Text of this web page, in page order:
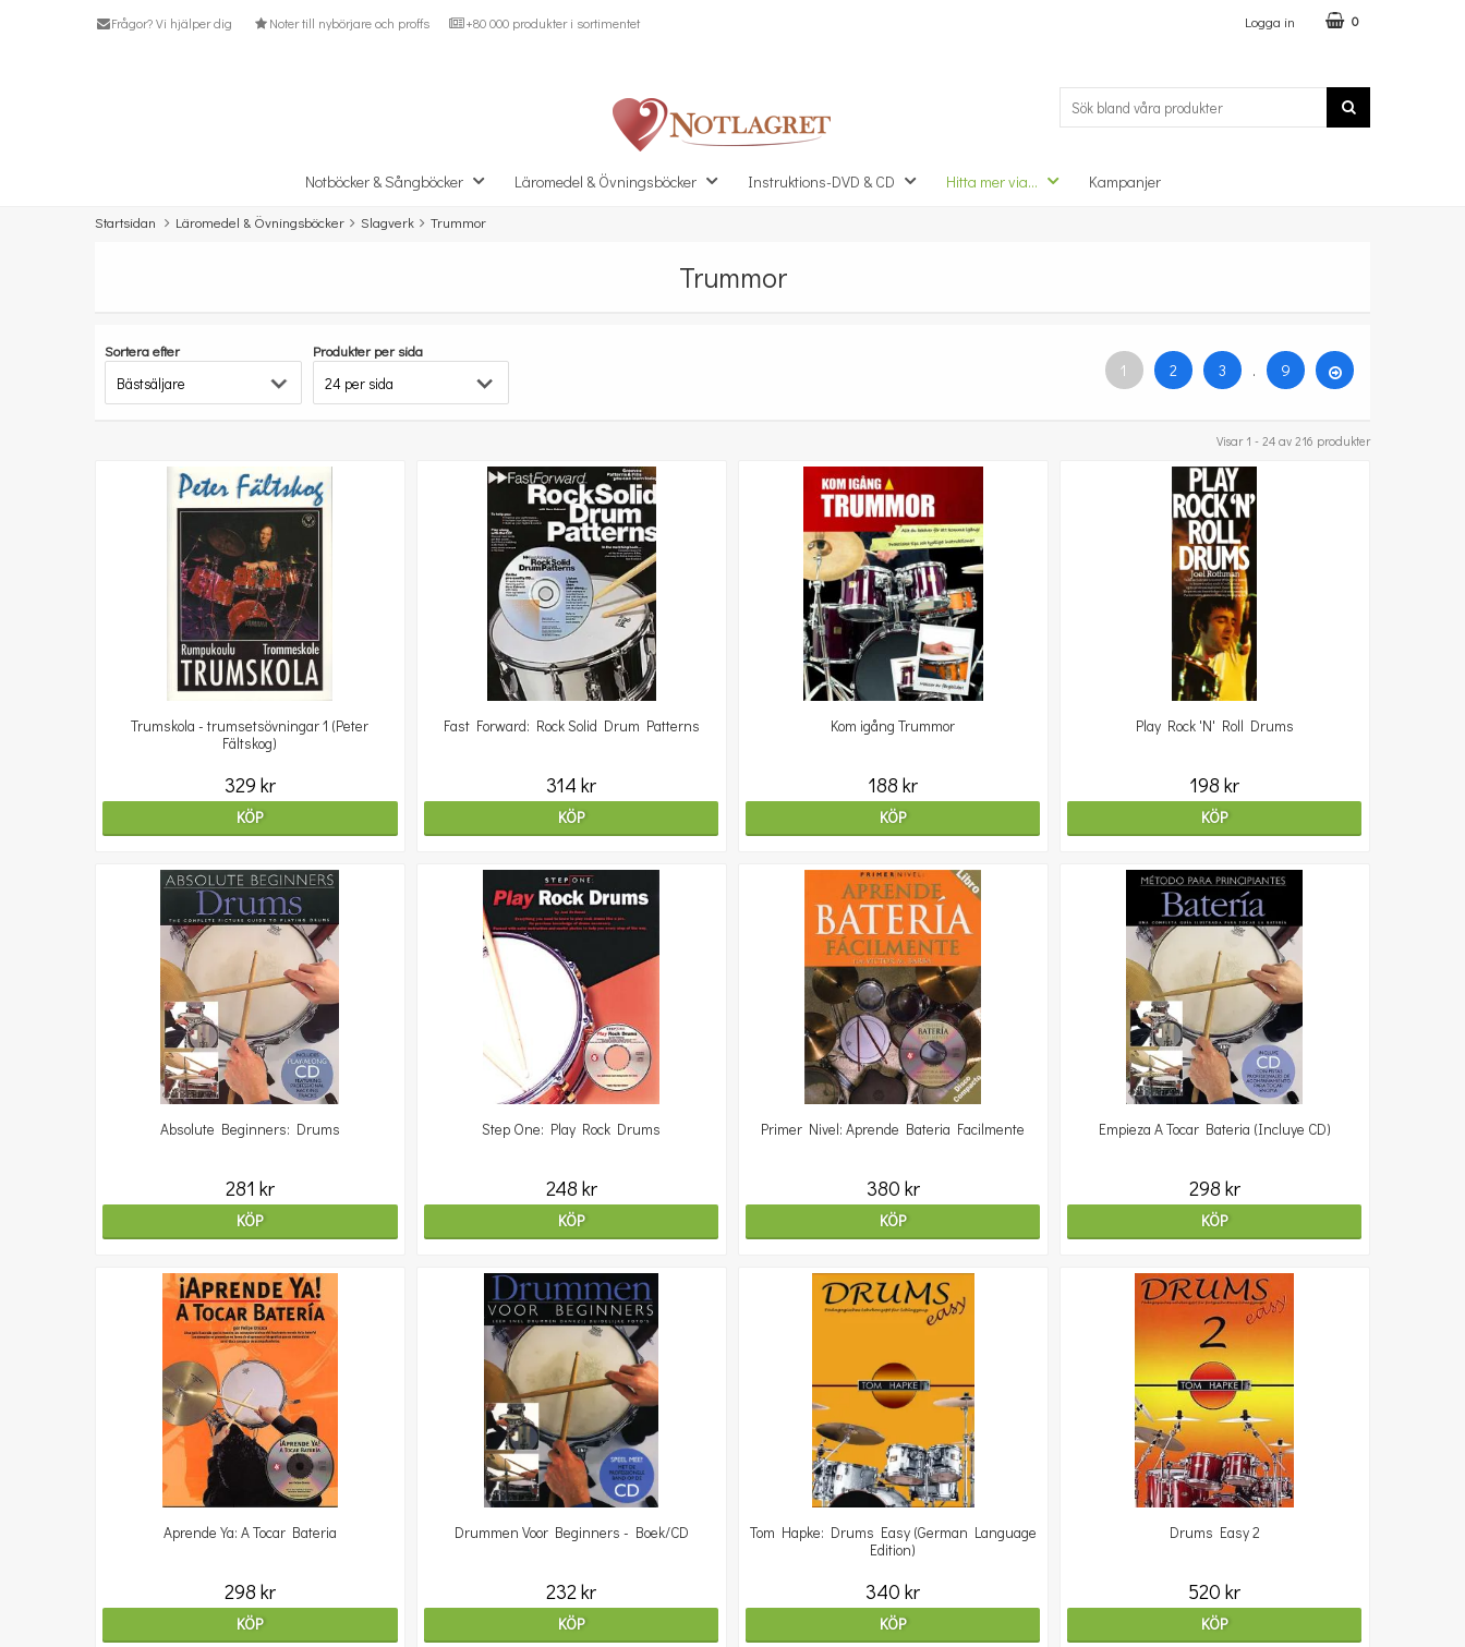
Frågor? Vi hjälper dig Noter till nybörjare och proffs +80 000 produkter i sortimentet Logga in 0
Notböcker & Sångböcker Läromedel & Övningsböcker Instruktions-DVD & CD Hitta mer via... Kampanjer
Startsidan Läromedel & Övningsböcker Slagverk Trummor
Trummor
Sortera efter Produkter per sida
1 2 3 . 9
Visar 1 - 24 av 216 produkter
Trumskola - trumsetsövningar 1 (Peter
Fältskog)
329 kr
KÖP
Fast Forward: Rock Solid Drum Patterns
314 kr
KÖP
Kom igång Trummor
188 kr
KÖP
Play Rock 'N' Roll Drums
198 kr
KÖP
Absolute Beginners: Drums
281 kr
KÖP
Step One: Play Rock Drums
248 kr
KÖP
Primer Nivel: Aprende Bateria Facilmente
380 kr
KÖP
Empieza A Tocar Bateria (Incluye CD)
298 kr
KÖP
Aprende Ya: A Tocar Bateria
298 kr
KÖP
Drummen Voor Beginners - Boek/CD
232 kr
KÖP
Tom Hapke: Drums Easy (German Language
Edition)
340 kr
KÖP
Drums Easy 2
520 kr
KÖP